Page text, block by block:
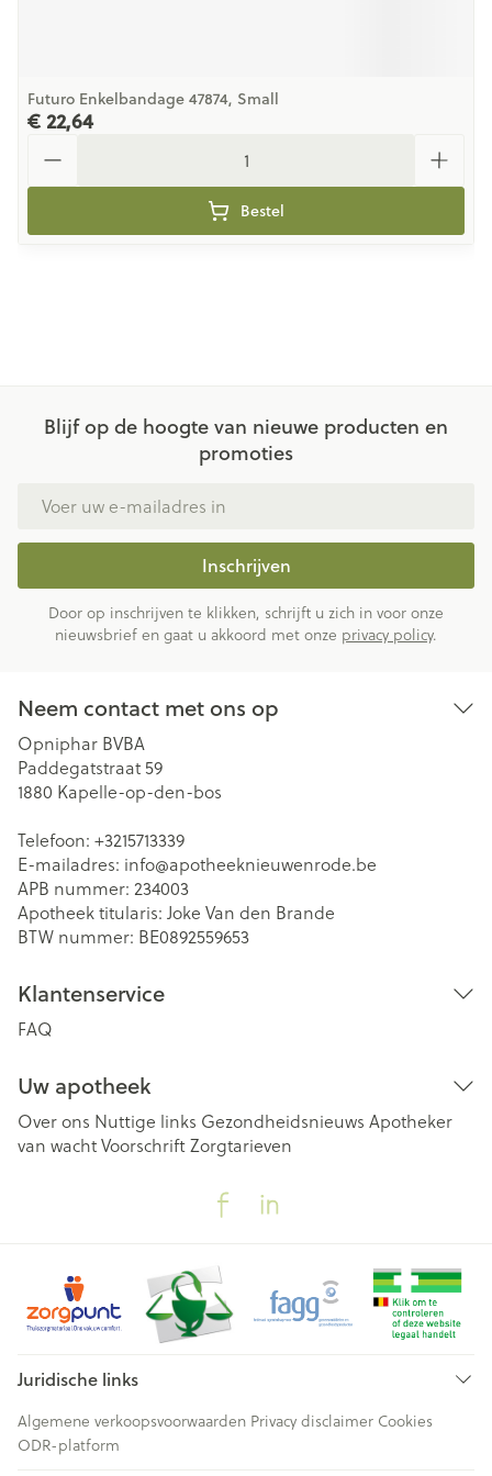
Futuro Enkelbandage 47874, Small
€ 22,64
Bestel
Blijf op de hoogte van nieuwe producten en
promoties
Inschrijven
Door op inschrijven te klikken, schrijft u zich in voor onze
nieuwsbrief en gaat u akkoord met onze privacy policy.
Neem contact met ons op
Opniphar BVBA
Paddegatstraat 59
1880 Kapelle-op-den-bos
Telefoon: +3215713339
E-mailadres: info@apotheeknieuwenrode.be
APB nummer: 234003
Apotheek titularis: Joke Van den Brande
BTW nummer: BE0892559653
Klantenservice
FAQ
Uw apotheek
Over ons Nuttige links Gezondheidsnieuws Apotheker
van wachtVoorschriftZorgtarieven
Juridische links
Algemene verkoopsvoorwaarden Privacy disclaimer Cookies
ODR-platform